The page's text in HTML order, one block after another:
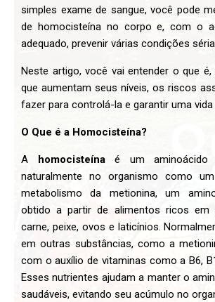
simples exame de sangue, você pode
de homocisteína no corpo e, com o
adequado, prevenir várias condições
Neste artigo, você vai entender o que
que aumentam seus níveis, os riscos
fazer para controlá-la e garantir uma vida
O Que é a Homocisteína?
A homocisteínaé um aminoácido
naturalmente no organismo como
metabolismo da metionina, um
obtido a partir de alimentos ricos em
carne, peixe, ovos e laticínios.
em outras substâncias, como a
com o auxílio de vitaminas como a B6,
Esses nutrientes ajudam a manter o
saudáveis, evitando seu acúmulo no